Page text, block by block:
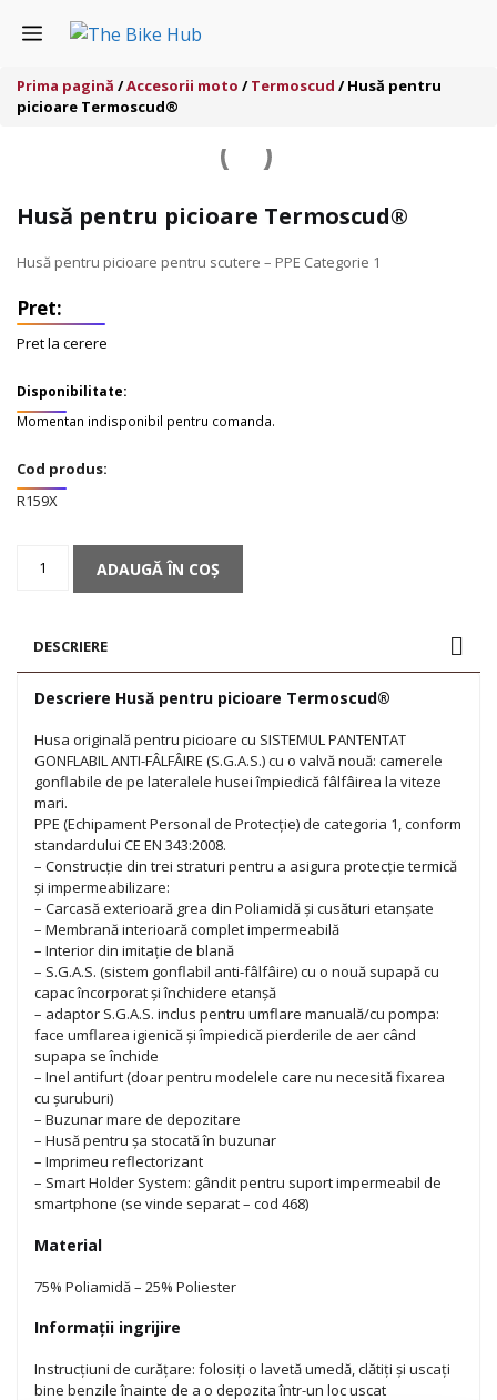
Menu
Prima pagină /Accesorii moto /Termoscud / Husă pentru
picioare Termoscud®
Husă pentru picioare Termoscud®
Husă pentru picioare pentru scutere – PPE Categorie 1
Pret la cerere
Disponibilitate:
Momentan indisponibil pentru comanda.
Cod produs:
R159X
Husă
Termoscud®
ADAUGĂ ÎN COȘ
DESCRIERE
Descriere Husă pentru picioare Termoscud®
Husa originală pentru picioare cu SISTEMUL PANTENTAT
GONFLABIL ANTI-FÂLFÂIRE (S.G.A.S.) cu o valvă nouă: camerele
gonflabile de pe lateralele husei împiedică fâlfâirea la viteze
mari.
PPE (Echipament Personal de Protecție) de categoria 1, conform
standardului CE EN 343:2008.
– Construcție din trei straturi pentru a asigura protecție termică
și impermeabilizare:
– Carcasă exterioară grea din Poliamidă și cusături etanșate
– Membrană interioară complet impermeabilă
– Interior din imitație de blană
– S.G.A.S. (sistem gonflabil anti-fâlfâire) cu o nouă supapă cu
capac încorporat și închidere etanșă
– adaptor S.G.A.S. inclus pentru umflare manuală/cu pompa:
face umflarea igienică și împiedică pierderile de aer când
supapa se închide
– Inel antifurt (doar pentru modelele care nu necesită fixarea
cu șuruburi)
– Buzunar mare de depozitare
– Husă pentru șa stocată în buzunar
– Imprimeu reflectorizant
– Smart Holder System: gândit pentru suport impermeabil de
smartphone (se vinde separat – cod 468)
Material
75% Poliamidă – 25% Poliester
Informații ingrijire
Instrucțiuni de curățare: folosiți o lavetă umedă, clătiți și uscați
bine benzile înainte de a o depozita într-un loc uscat